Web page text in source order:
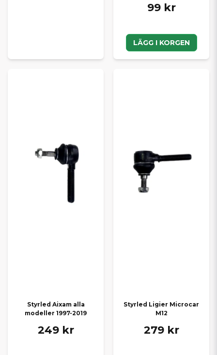
99 kr
LÄGG I KORGEN
Styrled Aixam alla
modeller 1997-2019
249 kr
Styrled Ligier Microcar
M12
279 kr